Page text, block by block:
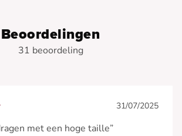
blazer toe voor een professionele
- Gebreide tanktop - Slanke pasvorm
Beoordelingen
31 beoordeling
31/07/2025
met een hoge taille”